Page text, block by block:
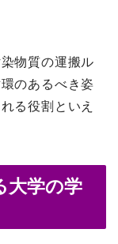
物質の運搬ル
のあるべき姿
る役割といえ
大学の学